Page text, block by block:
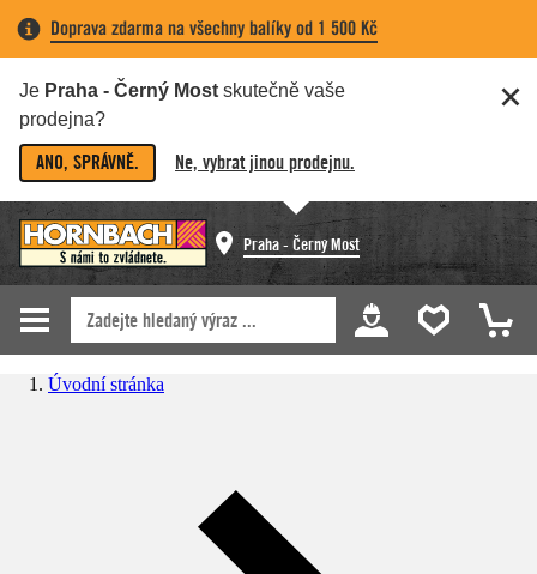
Doprava zdarma na všechny balíky od 1 500 Kč
Je Praha - Černý Most skutečně vaše
prodejna?
ANO, SPRÁVNĚ. Ne, vybrat jinou prodejnu.
Praha - Černý Most
Úvodní stránka